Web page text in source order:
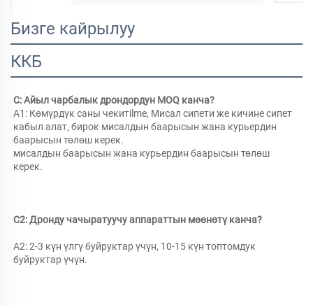
Бизге кайрылуу
ККБ
С: Айыл чарбалык дрондордун MOQ канча?
A1: Көмүрдүк саны чекитilmе, Мисал сипети же кичине сипет
кабыл алат, бирок мисалдын баарысын жана курьердин
баарысын төлөш керек.
мисалдын баарысын жана курьердин баарысын төлөш
керек.
С2: Дронду чачыратуучу аппараттын мөөнөтү канча?
A2: 2-3 күн үлгү буйруктар үчүн, 10-15 күн топтомдук
буйруктар үчүн.